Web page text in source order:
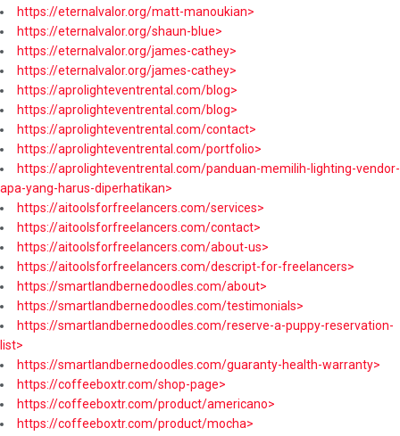
https://eternalvalor.org/matt-manoukian>
https://eternalvalor.org/shaun-blue>
https://eternalvalor.org/james-cathey>
https://eternalvalor.org/james-cathey>
https://aprolighteventrental.com/blog>
https://aprolighteventrental.com/blog>
https://aprolighteventrental.com/contact>
https://aprolighteventrental.com/portfolio>
https://aprolighteventrental.com/panduan-memilih-lighting-vendor-
apa-yang-harus-diperhatikan>
https://aitoolsforfreelancers.com/services>
https://aitoolsforfreelancers.com/contact>
https://aitoolsforfreelancers.com/about-us>
https://aitoolsforfreelancers.com/descript-for-freelancers>
https://smartlandbernedoodles.com/about>
https://smartlandbernedoodles.com/testimonials>
https://smartlandbernedoodles.com/reserve-a-puppy-reservation-
list>
https://smartlandbernedoodles.com/guaranty-health-warranty>
https://coffeeboxtr.com/shop-page>
https://coffeeboxtr.com/product/americano>
https://coffeeboxtr.com/product/mocha>